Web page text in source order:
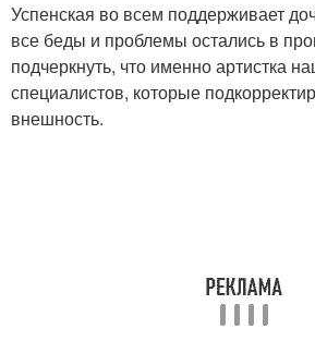
Успенская во всем поддерживает
все беды и проблемы остались в
подчеркнуть, что именно артистка
специалистов, которые
внешность.